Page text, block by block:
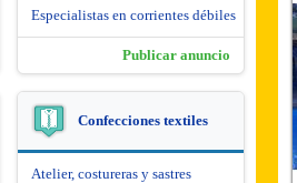
Especialistas en corrientes débiles
Publicar anuncio
Confecciones textiles
Atelier, costureras y sastres